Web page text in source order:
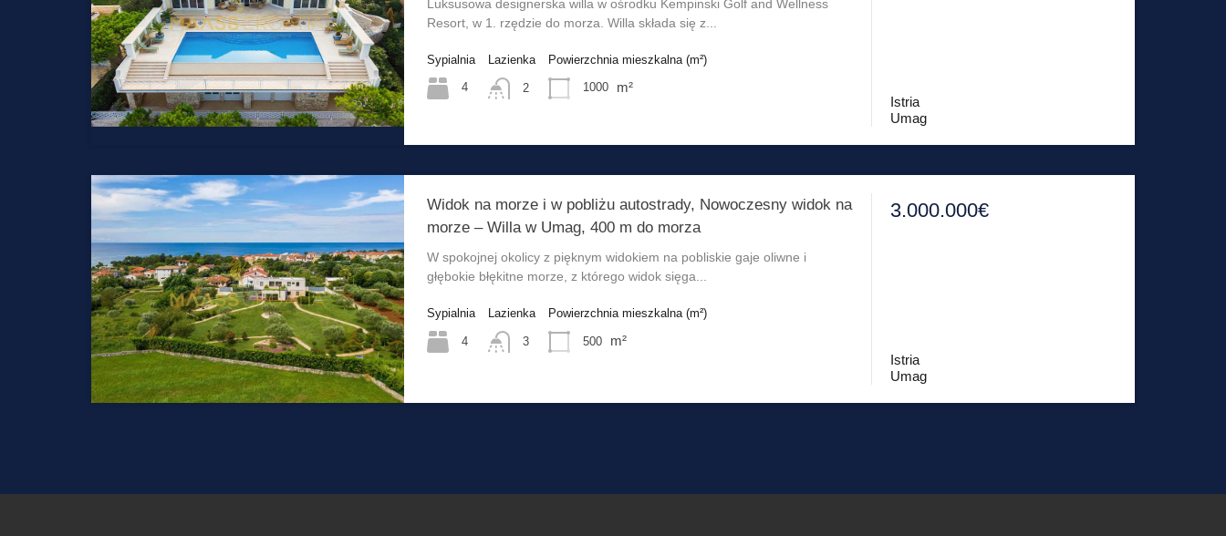
Luksusowa designerska willa w ośrodku Kempinski Golf and Wellness
Resort, w 1. rzędzie do morza. Willa składa się z...
Sypialnia
4
Lazienka
2
Powierzchnia mieszkalna (m²)
1000 m²
Istria
Umag
Widok na morze i w pobliżu autostrady, Nowoczesny widok na
morze – Willa w Umag, 400 m do morza
W spokojnej okolicy z pięknym widokiem na pobliskie gaje oliwne i
głębokie błękitne morze, z którego widok sięga...
Sypialnia
4
Lazienka
3
Powierzchnia mieszkalna (m²)
500 m²
3.000.000€
Istria
Umag